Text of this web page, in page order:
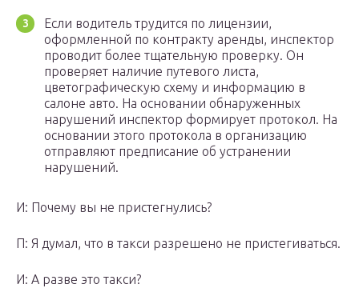
Если водитель трудится по лицензии,
оформленной по контракту аренды, инспектор
проводит более тщательную проверку. Он
проверяет наличие путевого листа,
цветографическую схему и информацию в
салоне авто. На основании обнаруженных
нарушений инспектор формирует протокол. На
основании этого протокола в организацию
отправляют предписание об устранении
нарушений.
И: Почему вы не пристегнулись?
П: Я думал, что в такси разрешено не пристегиваться.
И: А разве это такси?